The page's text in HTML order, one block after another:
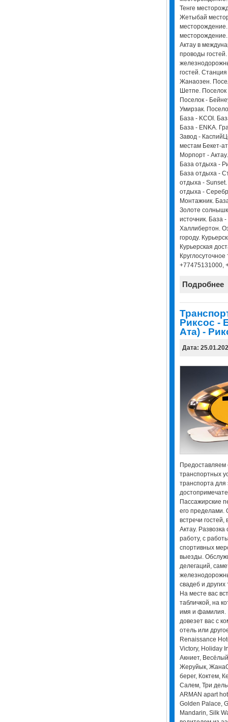
Тенге
Жетыбай
месторождение.
Актау в
проводы гостей.
гостей.
Жанаозен.
Шетпе.
Поселок -
Умирзак.
База - KCOI.
База - ENKA.
Завод -
местам Бекет-
Морпорт -
База отдыха -
База отдыха -
отдыха -
отдыха -
Монтажник.
Золоте
источник. База
Халлибертон.
городу.
Курьерская
+77475131000,
Подробнее
Риксос -
Ата) -
Дата:
транспортных
транспорта для
Пассажирские
его пределами.
встречи
Актау. Развозка
работу, с
спортивных
выезды.
делегаций,
свадеб и
На месте вас
табличкой, на
имя и фамилия.
довезет вас с
отель или
Renaissance
Victory, Holiday
Акниет,
Жеруйык,
берег, Коктем,
Салем, Три
ARMAN apart
Golden Palace,
Mandarin, Silk